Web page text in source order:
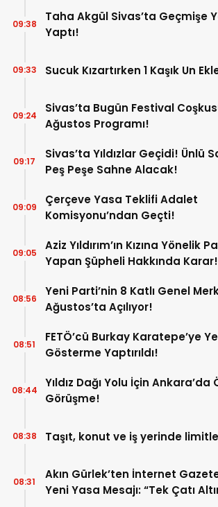
Taha Akgül Sivas’ta Geçmişe
Yaptı!
09:38
Sucuk Kızartırken 1 Kaşık Un
09:33
Sivas’ta Bugün Festival
Ağustos Programı!
09:24
Sivas’ta Yıldızlar Geçidi! Ünlü
Peş Peşe Sahne Alacak!
09:17
Çerçeve Yasa Teklifi Adalet
Komisyonu’ndan Geçti!
09:09
Aziz Yıldırım’ın Kızına Yönelik
Yapan Şüpheli Hakkında Karar!
09:05
Yeni Parti’nin 8 Katlı Genel
Ağustos’ta Açılıyor!
08:56
FETÖ’cü Burkay Karatepe’ye
Gösterme Yaptırıldı!
08:51
Yıldız Dağı Yolu İçin Ankara’da
Görüşme!
08:44
Taşıt, konut ve iş yerinde
08:38
Akın Gürlek’ten İnternet
Yeni Yasa Mesajı: “Tek Çatı
08:31